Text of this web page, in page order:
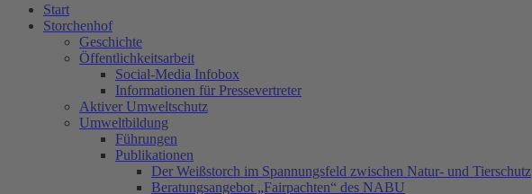
Start
Storchenhof
Geschichte
Öffentlichkeitsarbeit
Social-Media Infobox
Informationen für Pressevertreter
Aktiver Umweltschutz
Umweltbildung
Führungen
Publikationen
Der Weißstorch im Spannungsfeld zwischen Natur- und Tierschutz
Beratungsangebot „Fairpachten“ des NABU